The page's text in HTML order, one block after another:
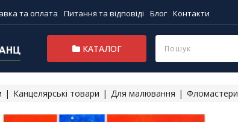
та оплата Питання та відповіді Блог Контакти
КАТАЛОГ
Канцелярські товари Для малювання Фломастери